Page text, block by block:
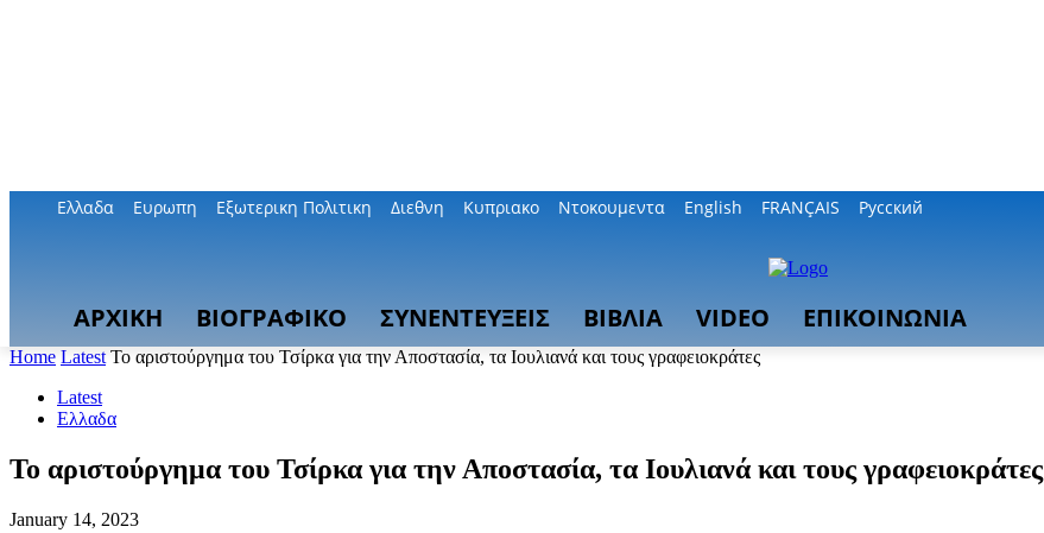
Ελλαδα Ευρωπη Εξωτερικη Πολιτικη Διεθνη Κυπριακο Ντοκουμεντα English FRANÇAIS Русский
ΑΡΧΙΚΗ ΒΙΟΓΡΑΦΙΚΟ ΣΥΝΕΝΤΕΥΞΕΙΣ ΒΙΒΛΙΑ VIDEO ΕΠΙΚΟΙΝΩΝΙΑ
Home Latest Το αριστούργημα του Τσίρκα για την Αποστασία, τα Ιουλιανά και τους γραφειοκράτες
Latest
Ελλαδα
Το αριστούργημα του Τσίρκα για την Αποστασία, τα Ιουλιανά και τους γραφειοκράτες
January 14, 2023